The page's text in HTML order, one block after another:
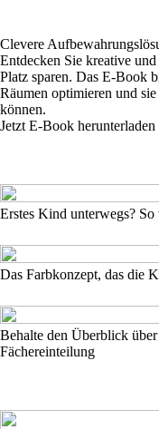
Clevere
Entdecken Sie kreative
Platz sparen. Das E-Book
Räumen optimieren und
können.
Jetzt E-Book herunterladen
Erstes Kind unterwegs?
Das Farbkonzept, das die
Behalte den Überblick
Fächereinteilung